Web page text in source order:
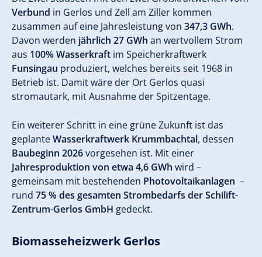
Verbund in Gerlos und Zell am Ziller kommen
zusammen auf eine Jahresleistung von 347,3 GWh.
Davon werden jährlich 27 GWh an wertvollem Strom
aus 100% Wasserkraft im Speicherkraftwerk
Funsingau produziert, welches bereits seit 1968 in
Betrieb ist. Damit wäre der Ort Gerlos quasi
stromautark, mit Ausnahme der Spitzentage.
Ein weiterer Schritt in eine grüne Zukunft ist das
geplanteWasserkraftwerk Krummbachtal, dessen
Baubeginn 2026vorgesehen ist. Mit einer
Jahresproduktion von etwa 4,6 GWh wird –
gemeinsam mit bestehenden Photovoltaikanlagen –
rund 75 % des gesamten Strombedarfs der Schilift-
Zentrum-Gerlos GmbH gedeckt.
Biomasseheizwerk Gerlos